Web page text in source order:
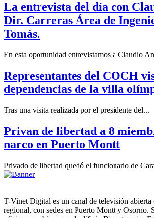
La entrevista del día con
Dir. Carreras Área de
Tomás.
En esta oportunidad entrevistamos a Claudio
Representantes del COCH
dependencias de la villa
Tras una visita realizada por el presidente del...
Privan de libertad a 8
narco en Puerto Montt
Privado de libertad quedó el funcionario de
T-Vinet Digital es un canal de televisión abierta
regional, con sedes en Puerto Montt y Osorno.